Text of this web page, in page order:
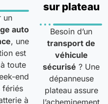
un
auto
, une
est
toute
end
fériés
à
sur plateau
Besoin d’un
transport de
véhicule
sécurisé ? Une
dépanneuse
plateau assure